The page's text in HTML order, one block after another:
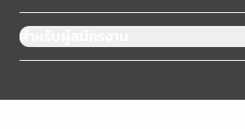
สำหรับผู้สมัครงาน